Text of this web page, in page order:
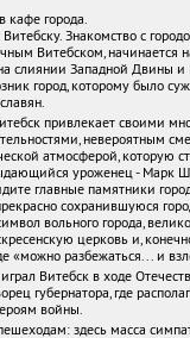
кафе города.
Знакомство с
Витебском, начинается
слиянии Западной Двины
город, которому было
привлекает своими
невероятным
атмосферой, которую
уроженец - Марк
главные памятники
сохранившуюся
вольного города,
церковь и,
«можно разбежаться... и
Витебск в ходе
губернатора, где
войны.
здесь масса